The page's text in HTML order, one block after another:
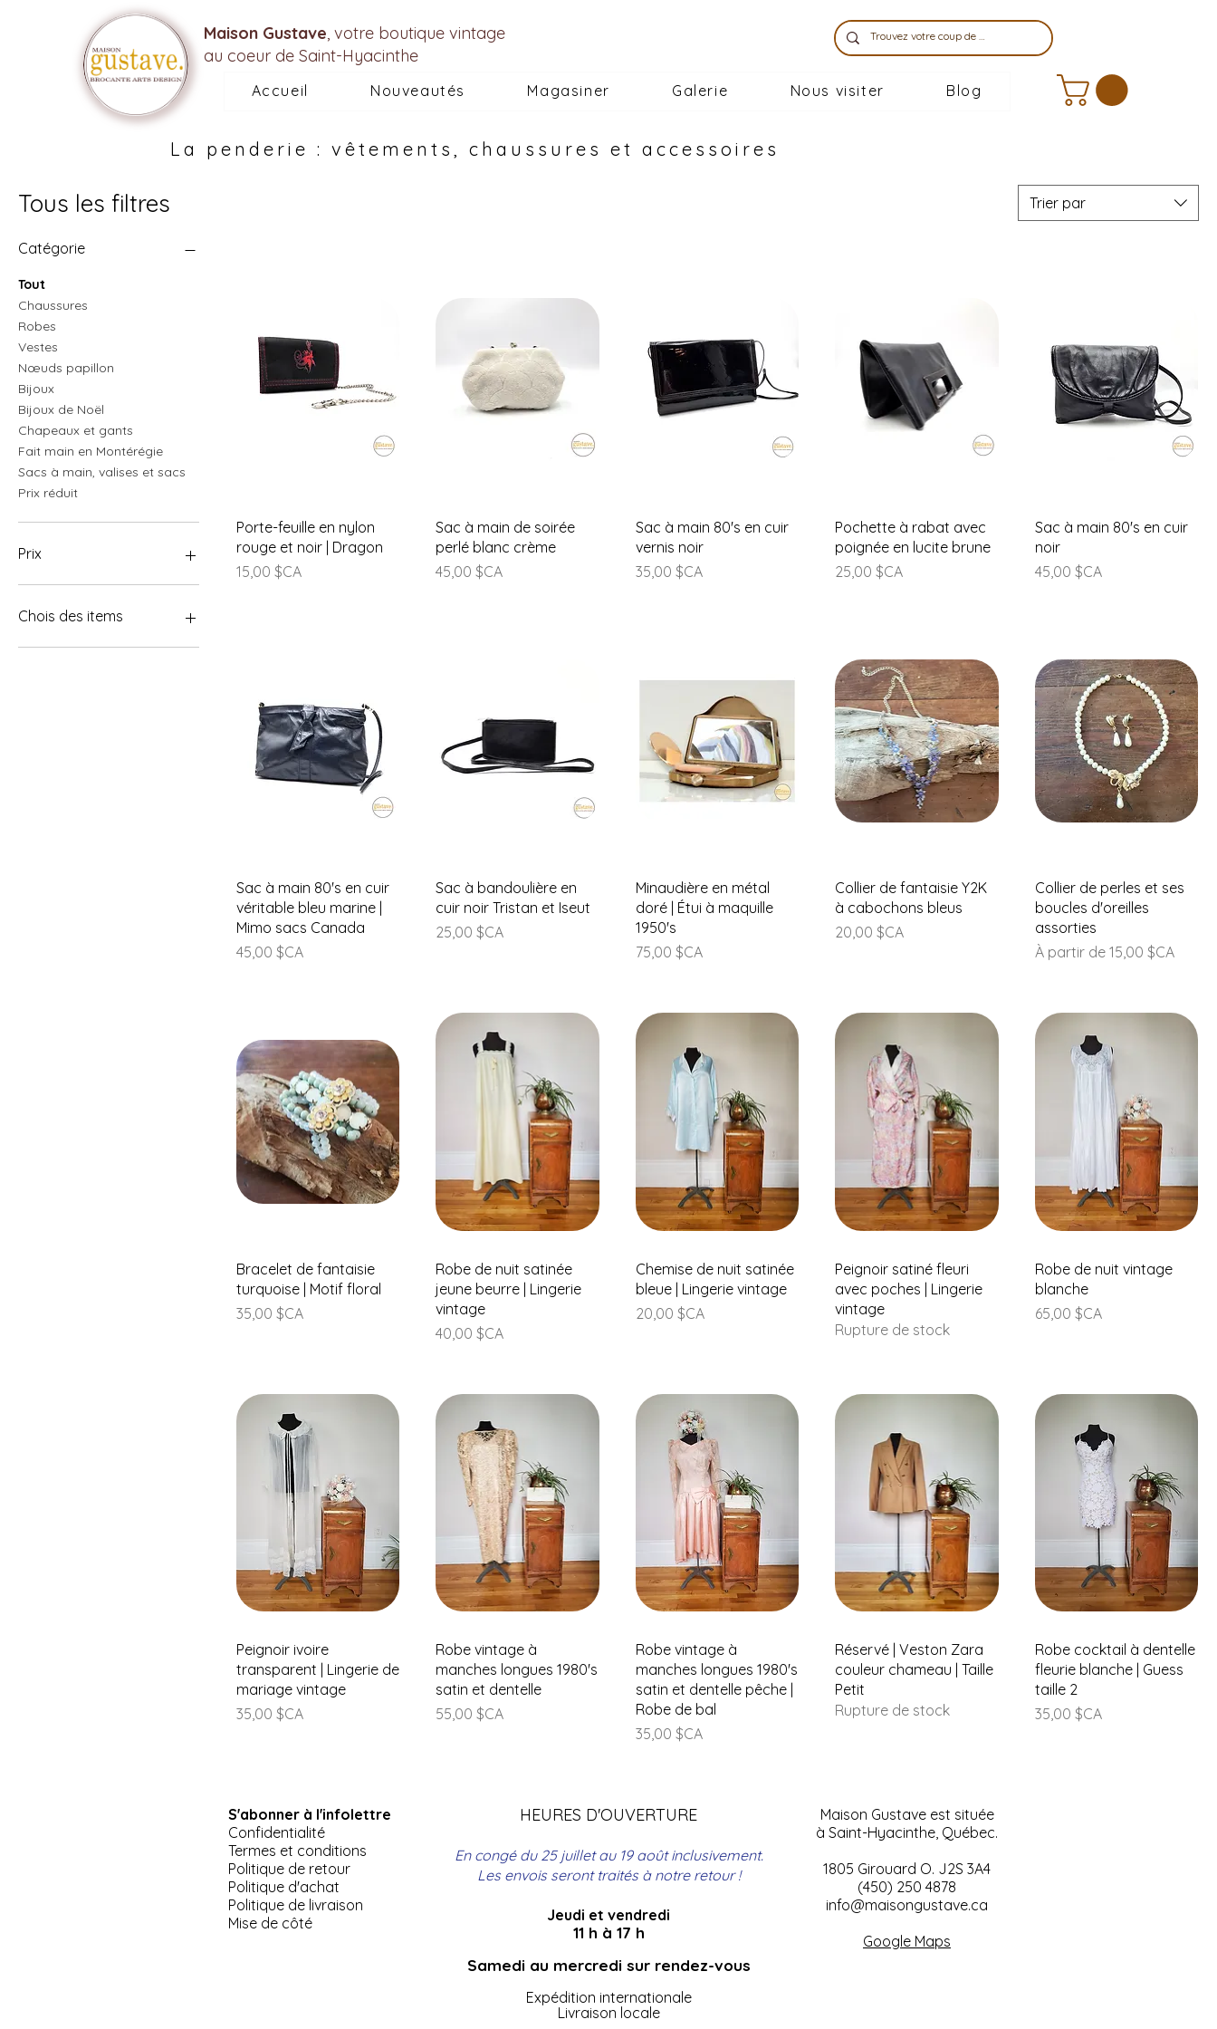
Maison Gustave, votre boutique vintage
au coeur de Saint-Hyacinthe
Accueil Nouveautés Magasiner Galerie Nous visiter Blog
La penderie : vêtements, chaussures et accessoires
Tous les filtres
Catégorie
Tout
Chaussures
Robes
Vestes
Nœuds papillon
Bijoux
Bijoux de Noël
Chapeaux et gants
Fait main en Montérégie
Sacs à main, valises et sacs
Prix réduit
Prix
5 $CA
Chois des items
Boucles d'oreilles
Trier par
Aperçu rapide
Porte-feuille en nylon
rouge et noir | Dragon
Prix
15,00 $CA
Aperçu rapide
Sac à main de soirée
perlé blanc crème
Prix
45,00 $CA
Aperçu rapide
Sac à main 80's en cuir
vernis noir
Prix
35,00 $CA
Aperçu rapide
Pochette à rabat avec
poignée en lucite brune
Prix
25,00 $CA
Aperçu rapide
Sac à main 80's en cuir
noir
Prix
45,00 $CA
Aperçu rapide
Sac à main 80's en cuir
véritable bleu marine |
Mimo sacs Canada
Prix
45,00 $CA
Aperçu rapide
Sac à bandoulière en
cuir noir Tristan et Iseut
Prix
25,00 $CA
Aperçu rapide
Minaudière en métal
doré | Étui à maquille
1950's
Prix
75,00 $CA
Aperçu rapide
Collier de fantaisie Y2K
à cabochons bleus
Prix
20,00 $CA
Aperçu rapide
Collier de perles et ses
boucles d'oreilles
assorties
À partir de 15,00 $CA
Prix promotionnel
Aperçu rapide
Bracelet de fantaisie
turquoise | Motif floral
Prix
35,00 $CA
Aperçu rapide
Robe de nuit satinée
jeune beurre | Lingerie
vintage
Prix
40,00 $CA
Aperçu rapide
Chemise de nuit satinée
bleue | Lingerie vintage
Prix
20,00 $CA
Aperçu rapide
Peignoir satiné fleuri
avec poches | Lingerie
vintage
Rupture de stock
Aperçu rapide
Robe de nuit vintage
blanche
Prix
65,00 $CA
Aperçu rapide
Peignoir ivoire
transparent | Lingerie de
mariage vintage
Prix
35,00 $CA
Aperçu rapide
Robe vintage à
manches longues 1980's
satin et dentelle
Prix
55,00 $CA
Aperçu rapide
Robe vintage à
manches longues 1980's
satin et dentelle pêche |
Robe de bal
Prix
35,00 $CA
Aperçu rapide
Réservé | Veston Zara
couleur chameau | Taille
Petit
Rupture de stock
Aperçu rapide
Robe cocktail à dentelle
fleurie blanche | Guess
taille 2
Prix
35,00 $CA
S'abonner à l'infolettre
Confidentialité
Termes et conditions
Politique de retour
Politique d'achat
Politique de livraison
Mise de côté
HEURES D'OUVERTURE
En congé du 25 juillet au 19 août inclusivement.
Les envois seront traités à notre retour !
Jeudi et vendredi
11 h à 17 h
Samedi au mercredi sur rendez-vous
Expédition internationale
Livraison locale
Maison Gustave est située
à Saint-Hyacinthe, Québec.
1805 Girouard O. J2S 3A4
(450) 250 4878
info@maisongustave.ca
Google Maps